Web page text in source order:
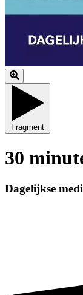
Fragment
30
Dagelijkse